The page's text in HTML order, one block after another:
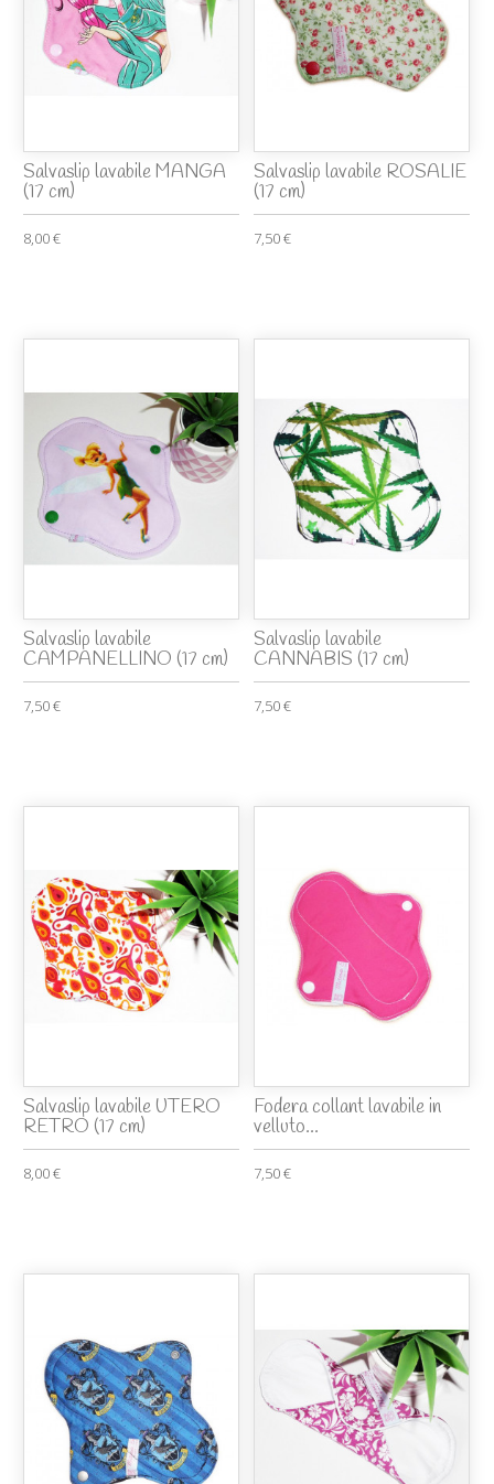
Salvaslip lavabile MANGA
(17 cm)
8,00 €
Salvaslip lavabile ROSALIE
(17 cm)
7,50 €
Salvaslip lavabile
CAMPANELLINO (17 cm)
7,50 €
Salvaslip lavabile
CANNABIS (17 cm)
7,50 €
Salvaslip lavabile UTERO
RETRO (17 cm)
8,00 €
Fodera collant lavabile in
velluto...
7,50 €